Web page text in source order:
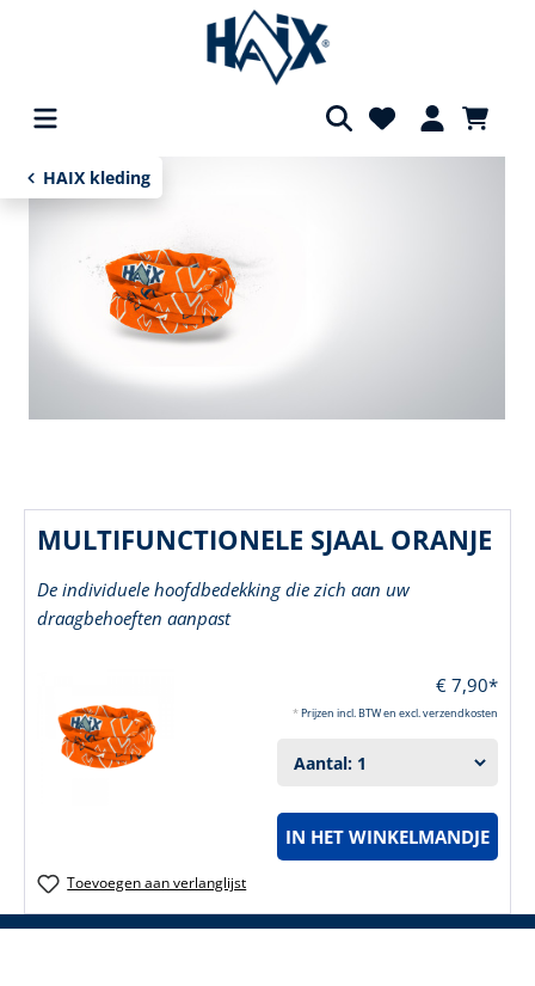
HAIX kleding
MULTIFUNCTIONELE SJAAL ORANJE
De individuele hoofdbedekking die zich aan uw
draagbehoeften aanpast
€ 7,90*
*Prijzen incl. BTW en excl. verzendkosten
IN HET WINKELMANDJE
Toevoegen aan verlanglijst